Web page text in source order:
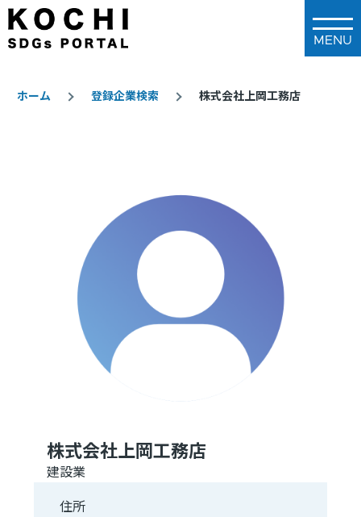
メインコンテンツに移動
ホーム 登録企業検索 株式会社上岡工務店
株式会社上岡工務店
建設業
住所